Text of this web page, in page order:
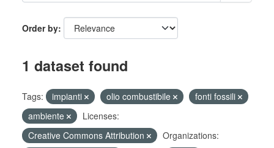
Order by
1 dataset found
Tags: impianti olio combustibile
fonti fossili
ambiente
Licenses:
Creative Commons Attribution
Organizations: